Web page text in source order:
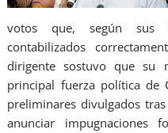
votos que, según sus
contabilizados
dirigente sostuvo que su
principal fuerza política de
preliminares divulgados
anunciar impugnaciones